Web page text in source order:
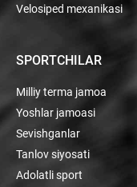
Velosiped mexanikasi
SPORTCHILAR
Milliy terma jamoa
Yoshlar jamoasi
Sevishganlar
Tanlov siyosati
Adolatli sport